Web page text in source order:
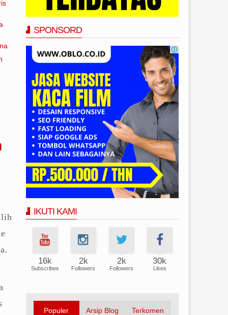
SPONSORD
IKUTI KAMI
16k
Subscribes
2k
Followers
2k
Followers
30k
Likes
Populer Arsip Blog Terkomen